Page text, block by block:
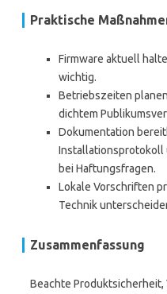
Praktische
Firmware aktuell
wichtig.
Betriebszeiten
dichtem
Dokumentation
Installationsprotokoll
bei Haftungsfragen.
Lokale Vorschriften
Technik
Zusammenfassung
Beachte